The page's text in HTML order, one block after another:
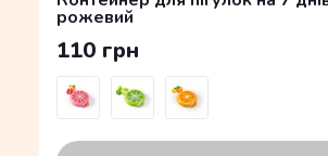
рожевий
110 грн